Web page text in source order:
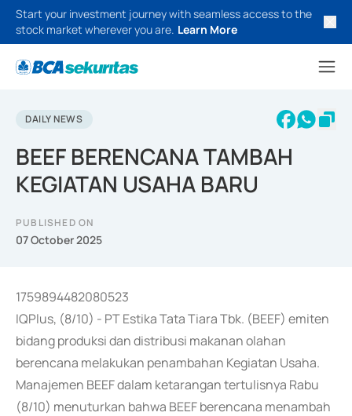
Start your investment journey with seamless access to the
stock market wherever you are. Learn More
DAILY NEWS
BEEF BERENCANA TAMBAH
KEGIATAN USAHA BARU
PUBLISHED ON
07 October 2025
1759894482080523
IQPlus, (8/10) - PT Estika Tata Tiara Tbk. (BEEF) emiten
bidang produksi dan distribusi makanan olahan
berencana melakukan penambahan Kegiatan Usaha.
Manajemen BEEF dalam ketarangan tertulisnya Rabu
(8/10) menuturkan bahwa BEEF berencana menambah